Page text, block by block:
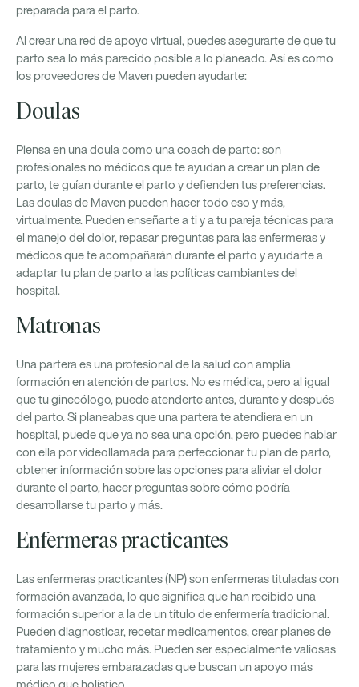
preparada para el parto.
Al crear una red de apoyo virtual, puedes asegurarte de que tu
parto sea lo más parecido posible a lo planeado. Así es como
los proveedores de Maven pueden ayudarte:
Doulas
Piensa en una doula como una coach de parto: son
profesionales no médicos que te ayudan a crear un plan de
parto, te guían durante el parto y defienden tus preferencias.
Las doulas de Maven pueden hacer todo eso y más,
virtualmente. Pueden enseñarte a ti y a tu pareja técnicas para
el manejo del dolor, repasar preguntas para las enfermeras y
médicos que te acompañarán durante el parto y ayudarte a
adaptar tu plan de parto a las políticas cambiantes del
hospital.
Matronas
Una partera es una profesional de la salud con amplia
formación en atención de partos. No es médica, pero al igual
que tu ginecólogo, puede atenderte antes, durante y después
del parto. Si planeabas que una partera te atendiera en un
hospital, puede que ya no sea una opción, pero puedes hablar
con ella por videollamada para perfeccionar tu plan de parto,
obtener información sobre las opciones para aliviar el dolor
durante el parto, hacer preguntas sobre cómo podría
desarrollarse tu parto y más.
Enfermeras practicantes
Las enfermeras practicantes (NP) son enfermeras tituladas con
formación avanzada, lo que significa que han recibido una
formación superior a la de un título de enfermería tradicional.
Pueden diagnosticar, recetar medicamentos, crear planes de
tratamiento y mucho más. Pueden ser especialmente valiosas
para las mujeres embarazadas que buscan un apoyo más